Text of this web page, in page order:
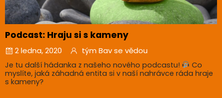
Podcast: Hraju si s kameny
2 ledna, 2020 tým Bav se vědou
Je tu další hádanka z našeho nového podcastu!
Co
myslíte, jaká záhadná entita si v naší nahrávce ráda hraje
s kameny?